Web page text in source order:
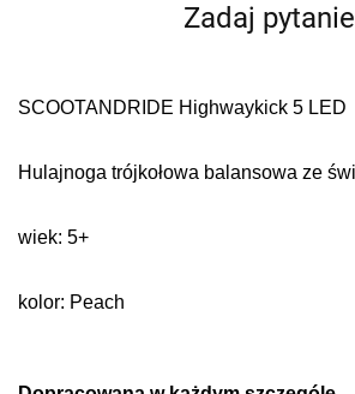
Zadaj pytanie
SCOOTANDRIDE Highwaykick 5 LED
Hulajnoga trójkołowa balansowa ze
wiek: 5+
kolor: Peach